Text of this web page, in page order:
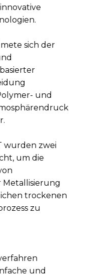
sich der
und
wurden zwei
um die
trockenen
zu
und